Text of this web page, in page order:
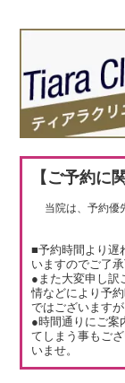
【ご予約に
当院は、予約優
■予約時間より遅
いますのでご了承
●また大変申し訳
情などにより予
ではございます
●時間通りにご案
てしまう事もご
いませ。